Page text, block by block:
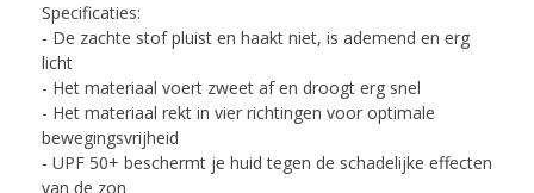
Specificaties:
- De zachte stof pluist en haakt niet, is ademend en erg
licht
- Het materiaal voert zweet af en droogt erg snel
- Het materiaal rekt in vier richtingen voor optimale
bewegingsvrijheid
- UPF 50+ beschermt je huid tegen de schadelijke effecten
van de zon